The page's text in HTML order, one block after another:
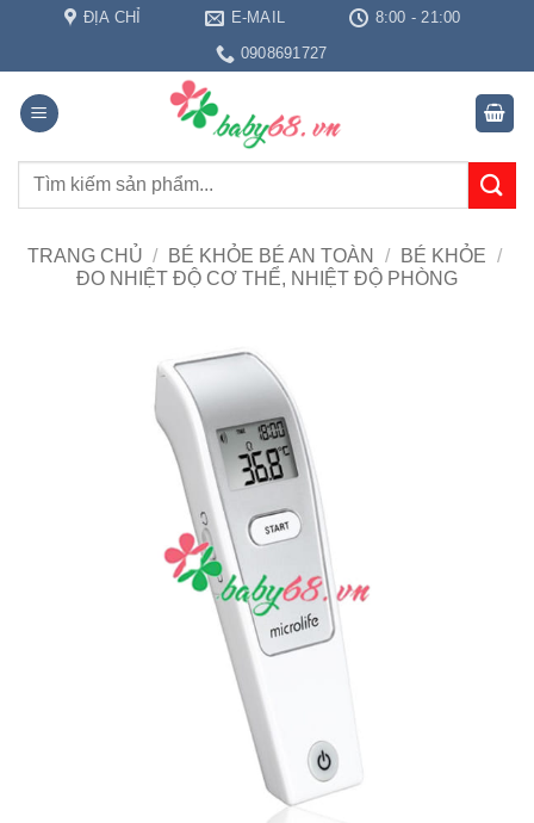
nội
dung
ĐỊA CHỈ E-MAIL
8:00 - 21:00
0908691727
Tìm
TRANG CHỦ / BÉ KHỎE BÉ AN TOÀN / BÉ KHỎE /
ĐO NHIỆT ĐỘ CƠ THỂ, NHIỆT ĐỘ PHÒNG